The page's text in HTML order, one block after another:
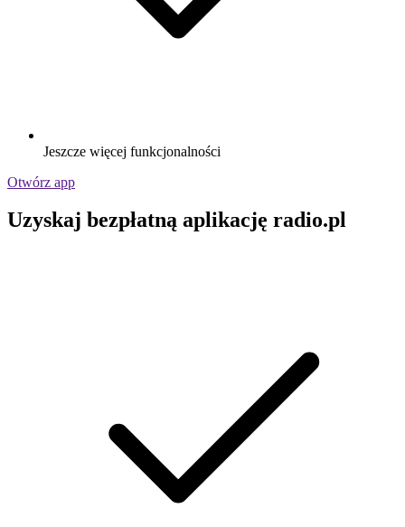
Jeszcze więcej funkcjonalności
Otwórz app
Uzyskaj bezpłatną aplikację radio.pl